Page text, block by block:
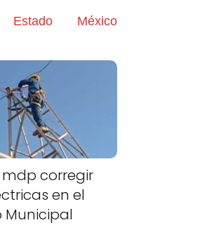
Estado México
corregir
en el
Municipal